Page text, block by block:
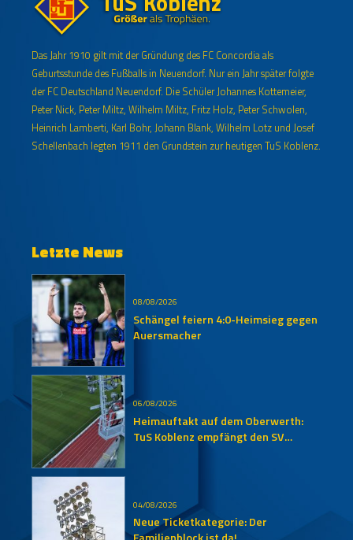
Das Jahr 1910 gilt mit der Gründung des FC Concordia als
Geburtsstunde des Fußballs in Neuendorf. Nur ein Jahr später folgte
der FC Deutschland Neuendorf. Die Schüler Johannes Kottemeier,
Peter Nick, Peter Miltz, Wilhelm Miltz, Fritz Holz, Peter Schwolen,
Heinrich Lamberti, Karl Bohr, Johann Blank, Wilhelm Lotz und Josef
Schellenbach legten 1911 den Grundstein zur heutigen TuS Koblenz.
Letzte News
08/08/2026
Schängel feiern 4:0-Heimsieg gegen
Auersmacher
06/08/2026
Heimauftakt auf dem Oberwerth:
TuS Koblenz empfängt den SV
04/08/2026
Neue Ticketkategorie: Der